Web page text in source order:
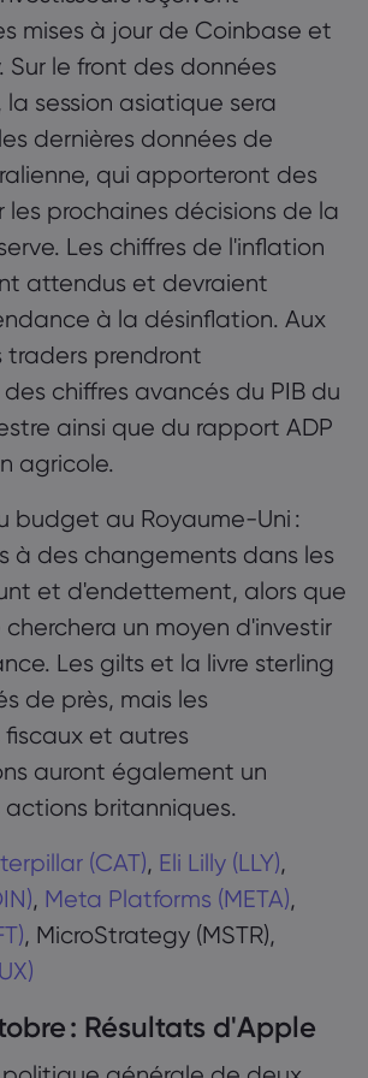
mises à jour de Coinbase et
Sur le front des données
session asiatique sera
dernières données de
qui apporteront des
les prochaines décisions de la
Les chiffres de l'inflation
attendus et devraient
à la désinflation. Aux
traders prendront
chiffres avancés du PIB du
ainsi que du rapport ADP
agricole.
budget au Royaume-Uni :
à des changements dans les
et d'endettement, alors que
un moyen d'investir
Les gilts et la livre sterling
de près, mais les
et autres
auront également un
britanniques.
(CAT), Eli Lilly (LLY),
, Meta Platforms (META),
, MicroStrategy (MSTR),
: Résultats d'Apple